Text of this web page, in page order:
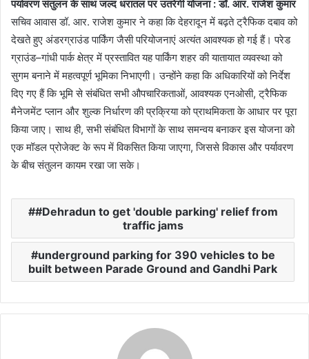
पर्यावरण संतुलन के साथ जल्द धरातल पर उतरेगी योजना : डॉ. आर. राजेश कुमार
सचिव आवास डॉ. आर. राजेश कुमार ने कहा कि देहरादून में बढ़ते ट्रैफिक दबाव को
देखते हुए अंडरग्राउंड पार्किंग जैसी परियोजनाएं अत्यंत आवश्यक हो गई हैं। परेड
ग्राउंड–गांधी पार्क क्षेत्र में प्रस्तावित यह पार्किंग शहर की यातायात व्यवस्था को
सुगम बनाने में महत्वपूर्ण भूमिका निभाएगी। उन्होंने कहा कि अधिकारियों को निर्देश
दिए गए हैं कि भूमि से संबंधित सभी औपचारिकताओं, आवश्यक एनओसी, ट्रैफिक
मैनेजमेंट प्लान और शुल्क निर्धारण की प्रक्रिया को प्राथमिकता के आधार पर पूरा
किया जाए। साथ ही, सभी संबंधित विभागों के साथ समन्वय बनाकर इस योजना को
एक मॉडल प्रोजेक्ट के रूप में विकसित किया जाएगा, जिससे विकास और पर्यावरण
के बीच संतुलन कायम रखा जा सके।
#Dehradun to get 'double parking' relief from
traffic jams
underground parking for 390 vehicles to be
built between Parade Ground and Gandhi Park